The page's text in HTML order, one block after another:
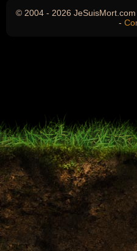
© 2004 - 2026 JeSuisMort.com
-